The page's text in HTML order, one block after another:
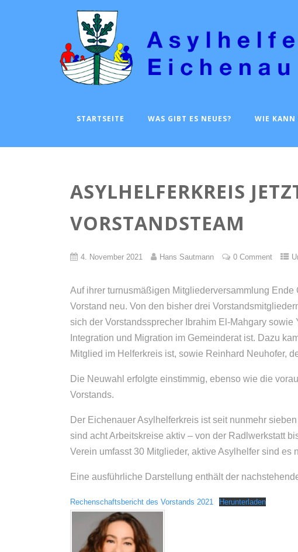
STARTSEITE WAS GIBT ES NEUES? WIE KANN
ASYLHELFERKREIS
VORSTANDSTEAM
4. November 2021 Hans Sautmann 0 Comment
Auf ihrer turnusmäßigen Mitgliederversammlung
Vorstand neu. Von den bisher drei
sich der Vorstandssprecher Ibrahim El-Mahgary
Integration und Migration im Gemeinderat ist. Dazu
Mitglied im Helferkreis ist, sowie Reinhard Neuhofer,
Die Neuwahl erfolgte einstimmig, ebenso wie die
Vorstands.
Der Eichenauer Asylhelferkreis ist seit nunmehr
sind acht Arbeitskreise aktiv – von der Radlwerkstatt
Verein umfasst 30 Mitglieder, aktive Asylhelfer sind es
Eine ausführliche Darstellung enthält der
Rechenschaftsbericht des Vorstands 2021 Herunterladen